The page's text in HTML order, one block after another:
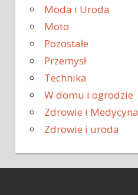
Moda i Uroda
Moto
Pozostałe
Przemysł
Technika
W domu i ogrodzie
Zdrowie i Medycyna
Zdrowie i uroda